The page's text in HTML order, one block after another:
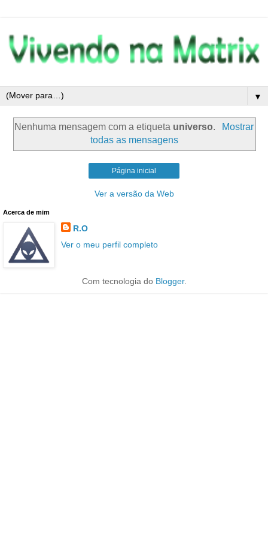
▼
Nenhuma mensagem com a etiqueta universo.
Mostrar
todas as mensagens
Página inicial
Ver a versão da Web
Acerca de mim
R.O
Ver o meu perfil completo
Com tecnologia do Blogger.